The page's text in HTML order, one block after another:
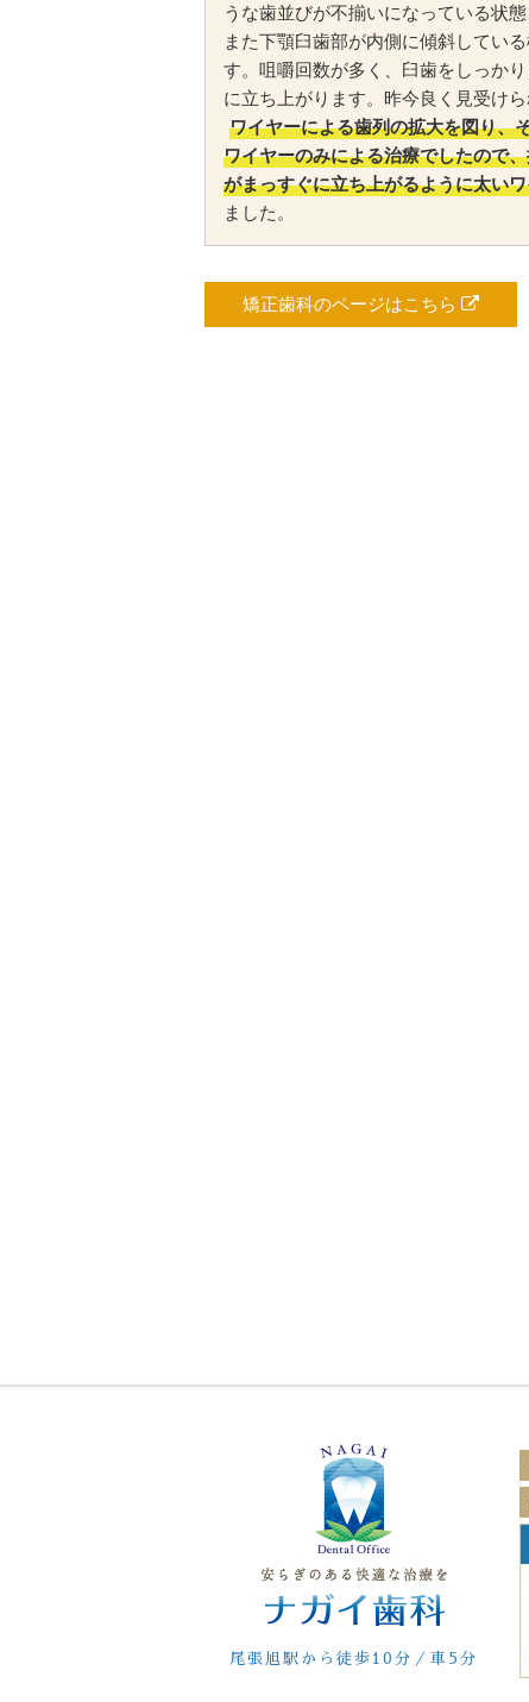
うな歯並びが不揃いになっている状態
また下顎臼歯部が内側に傾斜してい
す。咀嚼回数が多く、臼歯をしっか
に立ち上がります。昨今良く見受けら
ワイヤーによる歯列の拡大を図り、
ワイヤーのみによる治療でしたので
がまっすぐに立ち上がるように太い
ました。
矯正歯科のページはこちら
尾張旭駅から徒歩10分／車5分